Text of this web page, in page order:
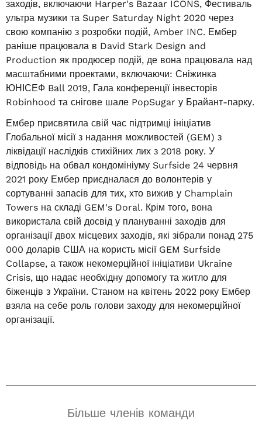
заходів, включаючи Harper's Bazaar ICONS, Фестиваль
ультра музики та Super Saturday Night 2020 через
свою компанію з розробки подій, Amber INC. Ембер
раніше працювала в David Stark Design and
Production як продюсер подій, де вона працювала над
масштабними проектами, включаючи: Сніжинка
ЮНІСЕФ Ball 2019, Гала конференції інвесторів
Robinhood та снігове шале PopSugar у Брайант-парку.
Ембер присвятила свій час підтримці ініціатив
Глобальної місії з надання можливостей (GEM) з
ліквідації наслідків стихійних лих з 2018 року. У
відповідь на обвал кондомініуму Surfside 24 червня
2021 року Ембер приєдналася до волонтерів у
сортуванні запасів для тих, хто вижив у Champlain
Towers на складі GEM's Doral. Крім того, вона
використала свій досвід у плануванні заходів для
організації двох місцевих заходів, які зібрали понад 275
000 доларів США на користь місії GEM Surfside
Collapse, а також некомерційної ініціативи Ukraine
Crisis, що надає необхідну допомогу та житло для
біженців з України. Станом на квітень 2022 року Ембер
взяла на себе роль голови заходу для некомерційної
організації.
Більше членів команди